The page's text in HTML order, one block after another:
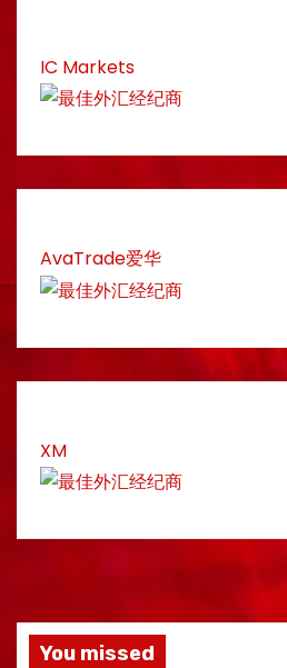
IC Markets
AvaTrade爱华
XM
You missed